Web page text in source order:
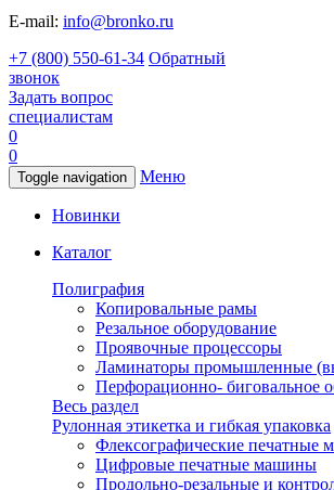
E-mail: info@bronko.ru
+7 (800) 550-61-34 Обратный
звонок
Задать вопрос
специалистам
0
0
Toggle navigation Меню
Новинки
Каталог
Полиграфия
Копировальные рамы
Резальное оборудование
Проявочные процессоры
Ламинаторы промышленные
Перфорационно- биговальное
Весь раздел
Рулонная этикетка и гибкая упаковка
Флексографические печатные
Цифровые печатные машины
Продольно-резальные и